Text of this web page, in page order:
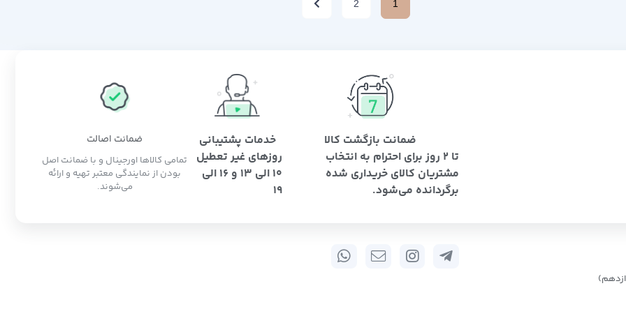
1
2
ضمانت بازگشت کالا
تا 2 روز برای احترام به انتخاب
مشتریان کالای خریداری شده
برگردانده می‌شود.
خدمات پشتیبانی
روزهای غیر تعطیل
10 الی 13 و 16 الی
19
ضمانت اصالت
تمامی کالاها اورجینال و با ضمانت اصل
بودن از نمایندگی معتبر تهیه و ارائه
می‌شوند.